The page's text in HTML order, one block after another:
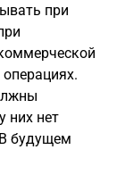
при
них нет
будущем